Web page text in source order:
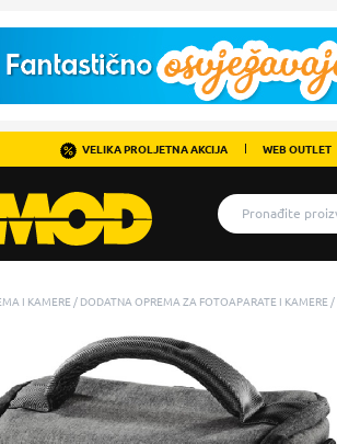
VELIKA PROLJETNA AKCIJA WEB OUTLET
I KAMERE DODATNA OPREMA ZA FOTOAPARATE I KAMERE